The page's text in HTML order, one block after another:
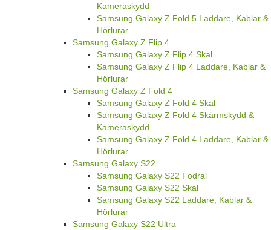
Kameraskydd
Samsung Galaxy Z Fold 5 Laddare, Kablar &
Hörlurar
Samsung Galaxy Z Flip 4
Samsung Galaxy Z Flip 4 Skal
Samsung Galaxy Z Flip 4 Laddare, Kablar &
Hörlurar
Samsung Galaxy Z Fold 4
Samsung Galaxy Z Fold 4 Skal
Samsung Galaxy Z Fold 4 Skärmskydd &
Kameraskydd
Samsung Galaxy Z Fold 4 Laddare, Kablar &
Hörlurar
Samsung Galaxy S22
Samsung Galaxy S22 Fodral
Samsung Galaxy S22 Skal
Samsung Galaxy S22 Laddare, Kablar &
Hörlurar
Samsung Galaxy S22 Ultra